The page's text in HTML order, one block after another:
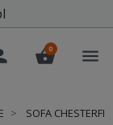
shopping_basket
0 menu
SOFA